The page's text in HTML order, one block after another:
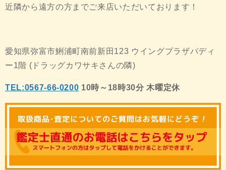
近隣から遠方の方までご来店いただいております！
愛知県弥富市鯏浦町南前新田123 ウイングプラザパディ
ー1階 (ドラッグカワサキさんの隣)
TEL:0567-66-0200 10時～18時30分 木曜定休